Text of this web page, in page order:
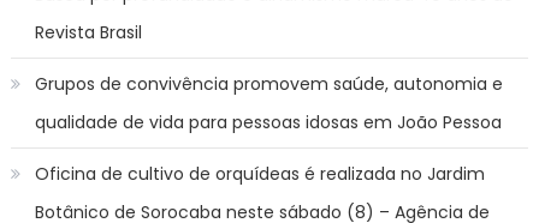
Revista Brasil
Grupos de convivência promovem saúde, autonomia e
qualidade de vida para pessoas idosas em João Pessoa
Oficina de cultivo de orquídeas é realizada no Jardim
Botânico de Sorocaba neste sábado (8) – Agência de